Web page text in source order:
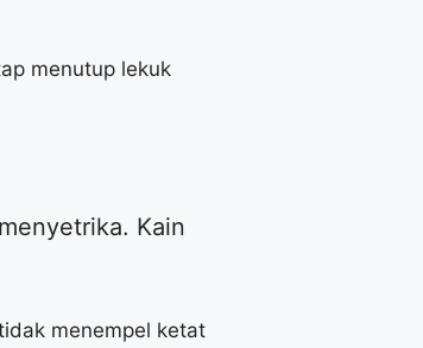
menutup lekuk
Kain
menempel ketat